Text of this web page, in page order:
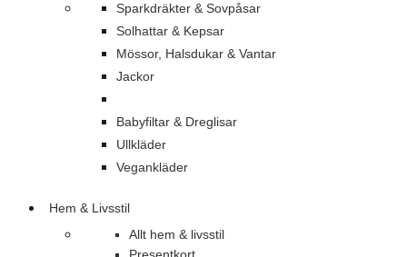
Sparkdräkter & Sovpåsar
Solhattar & Kepsar
Mössor, Halsdukar & Vantar
Jackor
Babyfiltar & Dreglisar
Ullkläder
Vegankläder
Hem & Livsstil
Allt hem & livsstil